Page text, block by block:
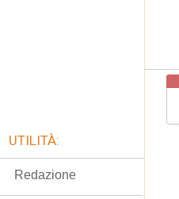
UTILITÀ:
Redazione